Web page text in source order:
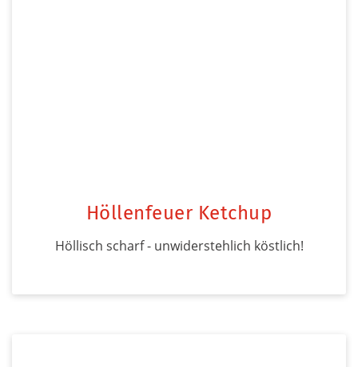
Höllenfeuer Ketchup
Höllisch scharf - unwiderstehlich köstlich!